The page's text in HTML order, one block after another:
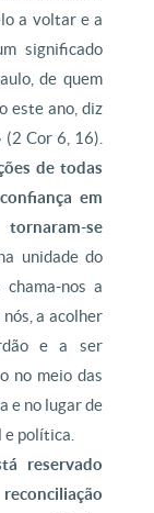
a voltar e a
significado
de quem
este ano, diz
(2 Cor 6, 16).
de todas
em
se
unidade do
nos a
a acolher
e a ser
no meio das
e no lugar de
política.
reservado